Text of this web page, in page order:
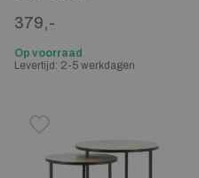
379,-
Op voorraad
Levertijd: 2-5 werkdagen
Toevoegen aan
Verwijderen van verlanglijst